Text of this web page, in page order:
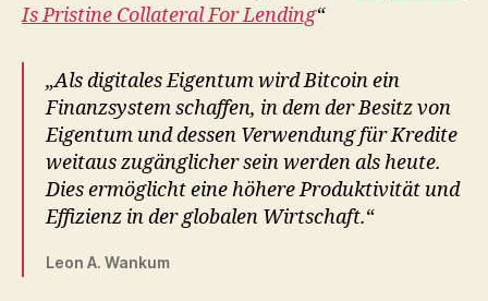
Is Pristine Collateral For Lending“
„Als digitales Eigentum wird Bitcoin ein
Finanzsystem schaffen, in dem der Besitz von
Eigentum und dessen Verwendung für Kredite
weitaus zugänglicher sein werden als heute.
Dies ermöglicht eine höhere Produktivität und
Effizienz in der globalen Wirtschaft.“
Leon A. Wankum